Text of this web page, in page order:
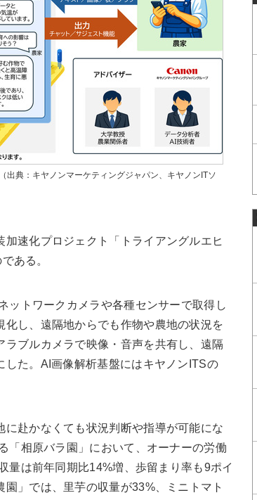
出典：キヤノンマーケティングジャパン、キヤノンITソ
速化プロジェクト「トライアングルエヒ
ある。
トワークカメラや各種センサーで取得し
し、遠隔地からでも作物や農地の状況を
ブルカメラで映像・音声を共有し、遠隔
た。AI画像解析基盤にはキヤノンITSの
赴かなくても状況判断や指導が可能にな
「相原バラ園」において、オーナーの労働
量は前年同期比14%増、歩留まり率も9ポイ
」では、里芋の収量が33%、ミニトマト